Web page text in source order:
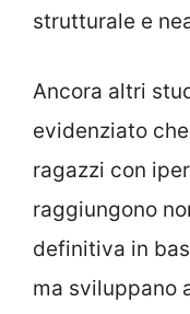
strutturale e
Ancora altri
evidenziato
ragazzi con
raggiungono
definitiva in
ma sviluppano